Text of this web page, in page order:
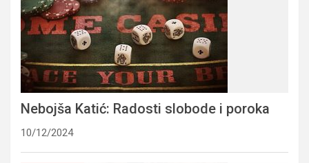
Nebojša Katić: Radosti slobode i poroka
10/12/2024